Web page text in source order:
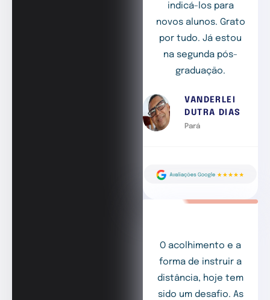
indicá-los para
novos alunos. Grato
por tudo. Já estou
na segunda pós-
graduação.
VANDERLEI
DUTRA DIAS
Pará
O acolhimento e a
forma de instruir a
distância, hoje tem
sido um desafio. As